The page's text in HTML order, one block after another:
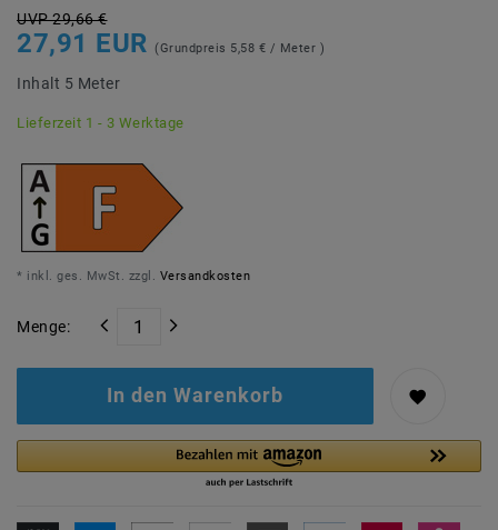
UVP 29,66 €
27,91 EUR (Grundpreis 5,58 € / Meter )
Inhalt 5 Meter
Lieferzeit 1 - 3 Werktage
* inkl. ges. MwSt. zzgl. Versandkosten
Menge:
In den Warenkorb